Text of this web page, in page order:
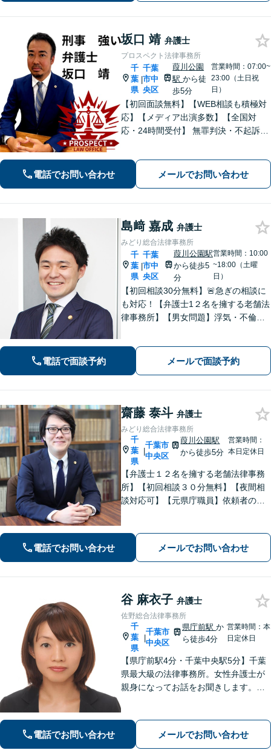
坂口 靖 弁護士
プロスペクト法律事務所
千
葉
県
|
千葉
市中
央区
葭川公園
駅から徒
歩5分
営業時間：07:00~
23:00（土日祝
日）
【初回面談無料】【WEB相談も積極対
応】【メディア出演多数】【全国対
応・24時間受付】 無罪判決・不起訴多
結果へ。粘り強く、鋭く、そして迅速
に。明朗な料金体系で安心サポート。
電話でお問い合わせ メールでお問い合わせ
島﨑 嘉成 弁護士
みどり総合法律事務所
千
葉
県
|
千葉
市中
央区
葭川公園駅
から徒歩5
分
営業時間：10:00
~18:00（土曜
日）
【初回相談30分無料】🚨急ぎの相談に
も対応！【弁護士1２名を擁する老舗法
律事務所】【男女問題】浮気・不倫の
【債権回収】売掛金の回収はお任せ
【葭川公園駅5分／千葉中央駅10分】
電話で面談予約 メールで面談予約
齋藤 泰斗 弁護士
みどり総合法律事務所
千
葉
県
|
千葉市
中央区
葭川公園駅
から徒歩5分
営業時間：
本日定休日
【弁護士１２名を擁する老舗法律事務
所】【初回相談３０分無料】【夜間相
談対応可】【元県庁職員】依頼者の方
法律事務所です。
電話でお問い合わせ メールでお問い合わせ
谷 麻衣子 弁護士
佐野総合法律事務所
千
葉
県
|
千葉市
中央区
県庁前駅か
ら徒歩4分
営業時間：本
日定休日
【県庁前駅4分・千葉中央駅5分】千葉
県最大級の法律事務所。女性弁護士が
親身になってお話をお聞きします。不
い。【初回相談30分無料】【夜間・休
日の相談可能】
電話でお問い合わせ メールでお問い合わせ